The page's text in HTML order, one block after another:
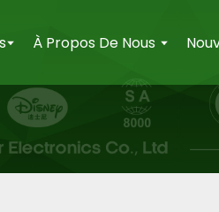
À Propos De Nous